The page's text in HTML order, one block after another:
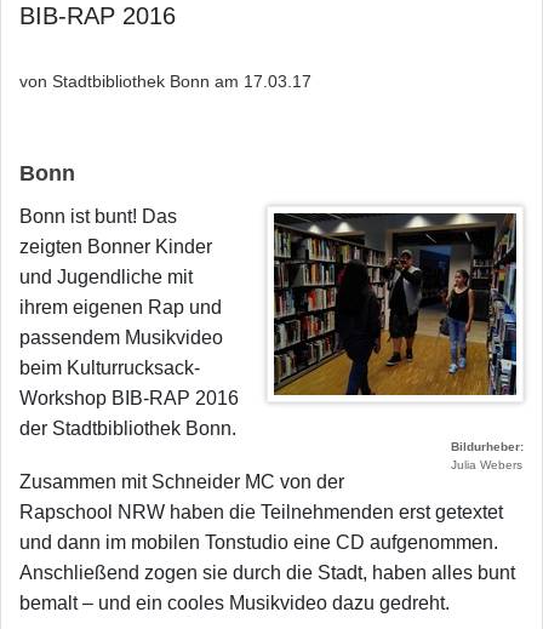
BIB-RAP 2016
von Stadtbibliothek Bonn am 17.03.17
Bonn
Bildurheber
Julia Webers
Bonn ist bunt! Das
zeigten Bonner Kinder
und Jugendliche mit
ihrem eigenen Rap und
passendem Musikvideo
beim Kulturrucksack-
Workshop BIB-RAP 2016
der Stadtbibliothek Bonn.
Zusammen mit Schneider MC von der
Rapschool NRW haben die Teilnehmenden erst getextet
und dann im mobilen Tonstudio eine CD aufgenommen.
Anschließend zogen sie durch die Stadt, haben alles bunt
bemalt – und ein cooles Musikvideo dazu gedreht.